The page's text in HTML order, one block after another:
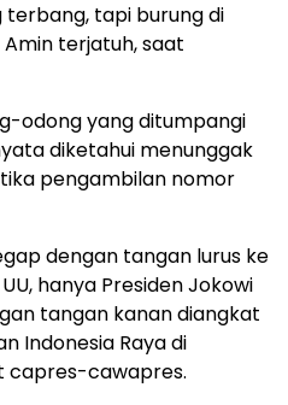
terbang, tapi burung di
terjatuh, saat
odong yang ditumpangi
diketahui menunggak
pengambilan nomor
dengan tangan lurus ke
hanya Presiden Jokowi
tangan kanan diangkat
Indonesia Raya di
capres-cawapres.